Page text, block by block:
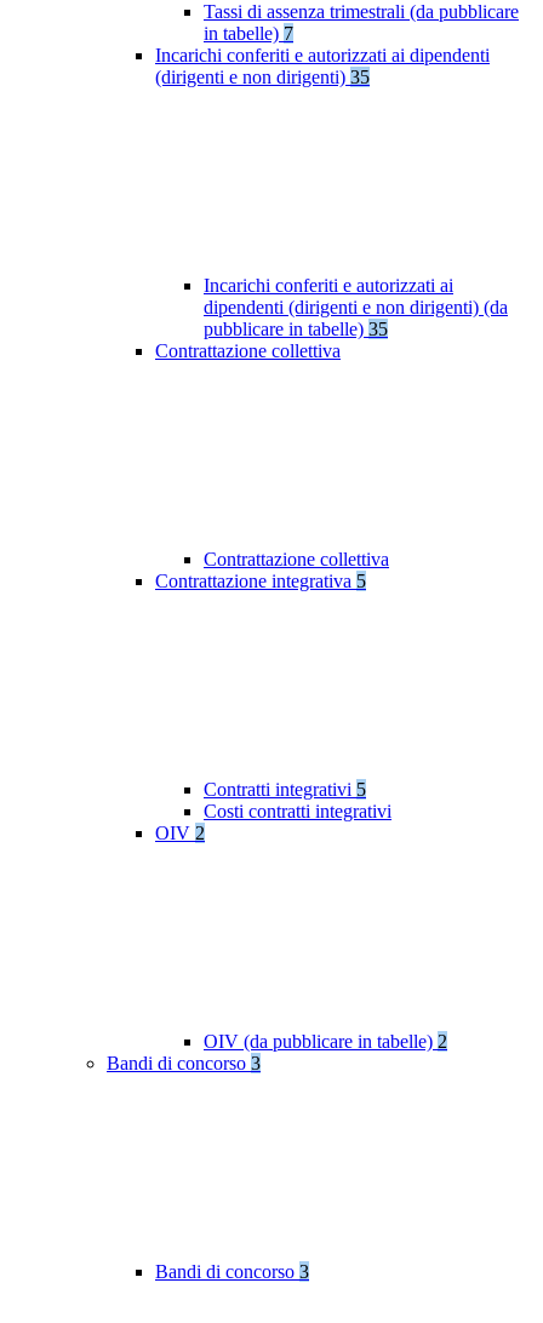
Tassi di assenza trimestrali (da pubblicare
in tabelle) 7
Incarichi conferiti e autorizzati ai dipendenti
(dirigenti e non dirigenti) 35
Incarichi conferiti e autorizzati ai
dipendenti (dirigenti e non dirigenti) (da
pubblicare in tabelle) 35
Contrattazione collettiva
Contrattazione collettiva
Contrattazione integrativa 5
Contratti integrativi 5
Costi contratti integrativi
OIV 2
OIV (da pubblicare in tabelle) 2
Bandi di concorso 3
Bandi di concorso 3